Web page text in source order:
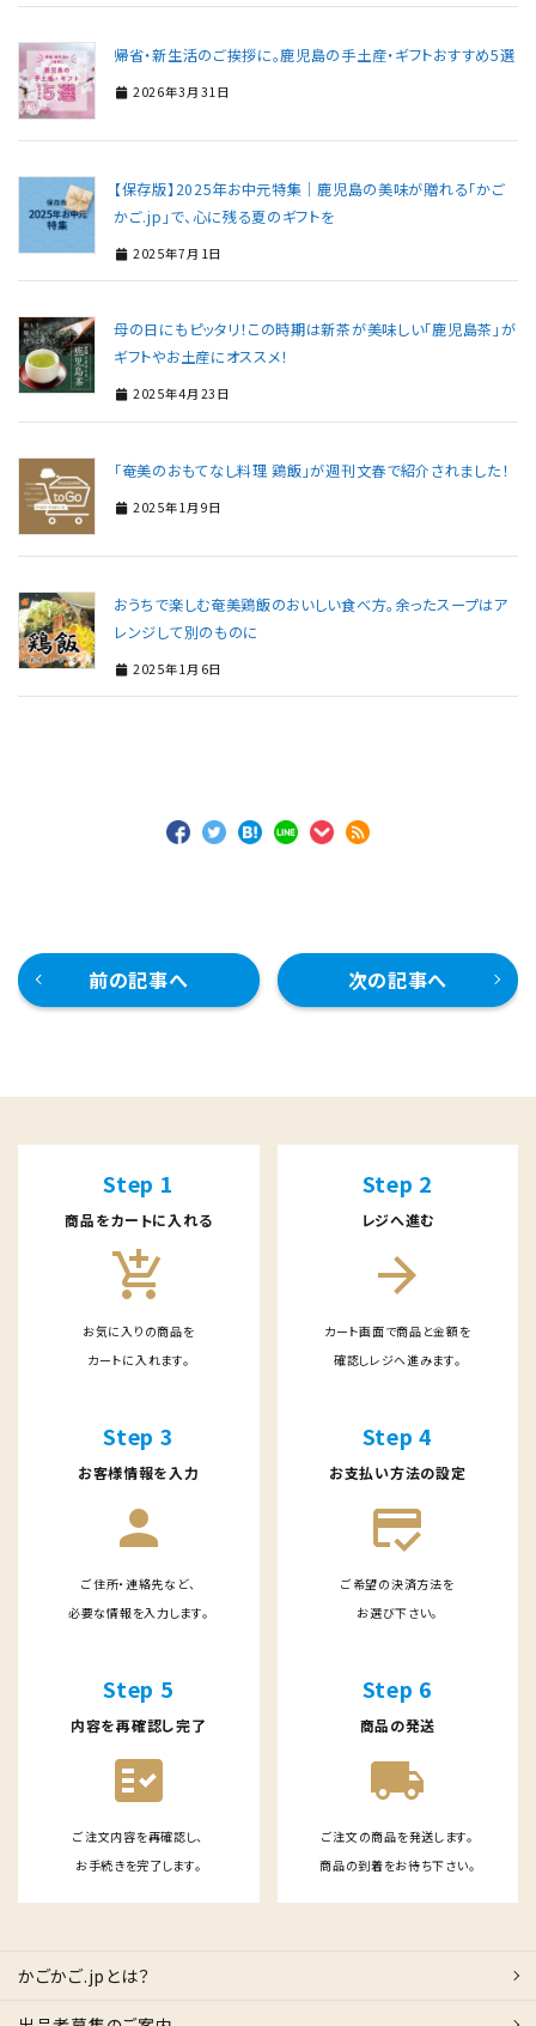
帰省・新生活のご挨拶に。鹿児島の手土産・ギフトおすすめ5選
2026年3月31日
【保存版】2025年お中元特集｜鹿児島の美味が贈れる「かご
かご.jp」で、心に残る夏のギフトを
2025年7月1日
母の日にもピッタリ！この時期は新茶が美味しい「鹿児島茶」が
ギフトやお土産にオススメ！
2025年4月23日
「奄美のおもてなし料理 鶏飯」が週刊文春で紹介されました！
2025年1月9日
おうちで楽しむ奄美鶏飯のおいしい食べ方。余ったスープはア
レンジして別のものに
2025年1月6日
前の記事へ 次の記事へ
Step 1
商品をカートに入れる
add_shopping_cart
お気に入りの商品を
カートに入れます。
Step 2
レジへ進む
arrow_forward
カート画面で商品と金額を
確認しレジへ進みます。
Step 3
お客様情報を入力
person
ご住所・連絡先など、
必要な情報を入力します。
Step 4
お支払い方法の設定
credit_score
ご希望の決済方法を
お選び下さい。
Step 5
内容を再確認し完了
fact_check
ご注文内容を再確認し、
お手続きを完了します。
Step 6
商品の発送
local_shipping
ご注文の商品を発送します。
商品の到着をお待ち下さい。
かごかご.jpとは？